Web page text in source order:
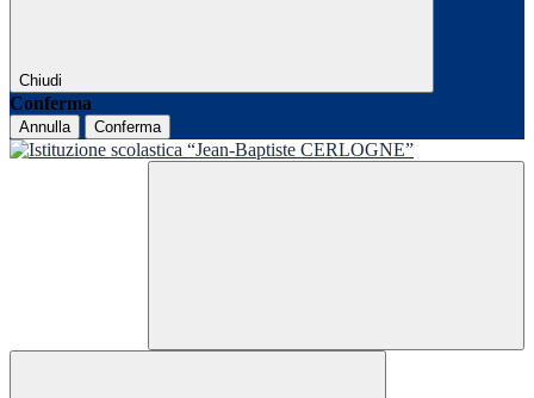
Chiudi
Conferma
Annulla Conferma